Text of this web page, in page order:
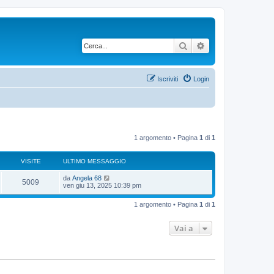
Cerca
Login
Iscriviti
1 argomento • Pagina 1 di 1
VISITE ULTIMO MESSAGGIO
5009
i
e
U
l
i
g
da Angela 68
ven giu 13, 2025 10:39 pm
1 argomento • Pagina 1 di 1
Vai a